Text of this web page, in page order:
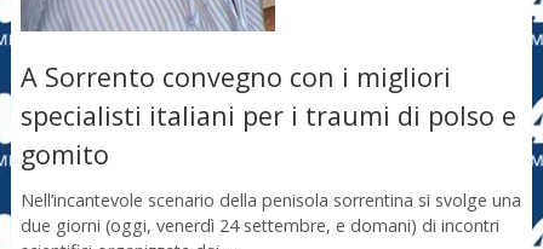
A Sorrento convegno con i migliori
specialisti italiani per i traumi di polso e
gomito
Nell’incantevole scenario della penisola sorrentina si svolge una
due giorni (oggi, venerdì 24 settembre, e domani) di incontri